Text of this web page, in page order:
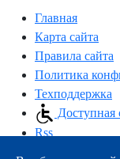
Главная
Карта сайта
Правила сайта
Политика
Техподдержка
Доступная
Rss